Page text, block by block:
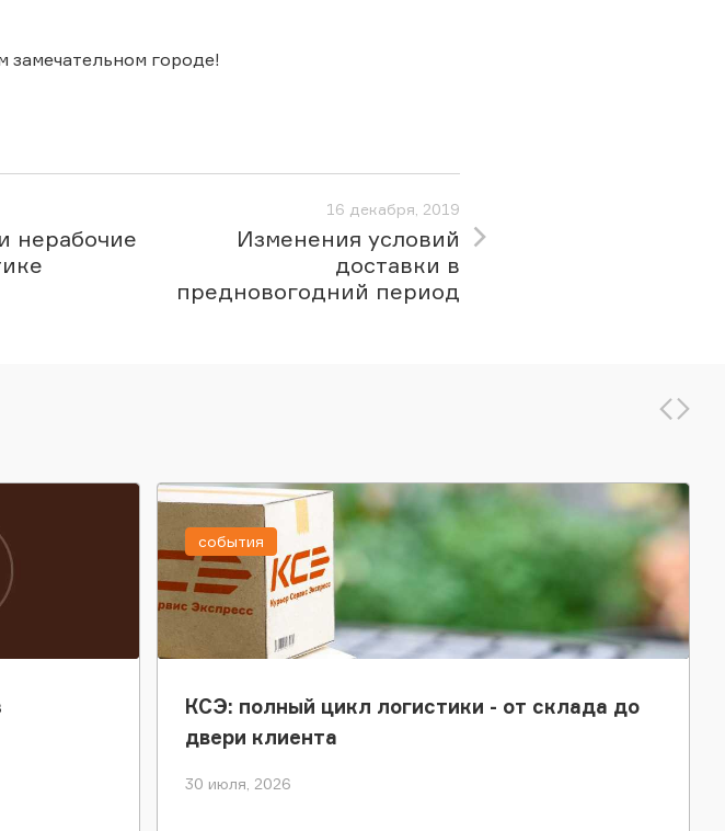
городе!
нерабочие
16 декабря, 2019
Изменения условий
доставки в
предновогодний период
КСЭ: полный цикл логистики - от склада до
двери клиента
30 июля, 2026
события